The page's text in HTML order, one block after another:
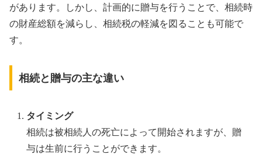
があります。しかし、計画的に贈与を行うことで、相続時
の財産総額を減らし、相続税の軽減を図ることも可能で
す。
相続と贈与の主な違い
タイミング
相続は被相続人の死亡によって開始されますが、贈
与は生前に行うことができます。